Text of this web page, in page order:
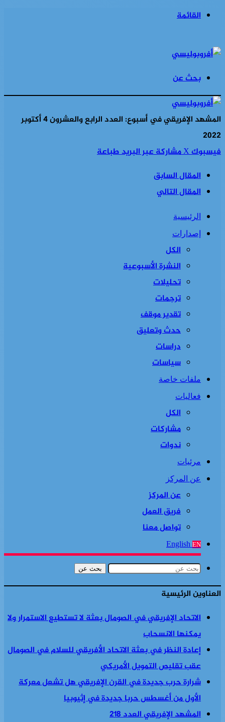
القائمة
بحث عن
المشهد الإفريقي في أسبوع: العدد الرابع والعشرون 4 أكتوبر
2022
فيسبوك‫Xمشاركة عبر البريدطباعة
المقال السابق
المقال التالي
الرئيسية
إصدارات
الكل
النشرة الأسبوعية
تحليلات
ترجمات
تقدير موقف
حدث وتعليق
دراسات
سياسات
ملفات خاصة
فعاليات
الكل
مشاركات
ندوات
مرئيات
عن المركز
عن المركز
فريق العمل
تواصل معنا
English EN
بحث عن
العناوين الرئيسية
الاتحاد الإفريقي في الصومال بعثة لا تستطيع الاستمرار ولا
يمكنها الانسحاب
إعادة النظر في بعثة الاتحاد الأفريقي للسلام في الصومال
عقب تقليص التمويل الأمريكي
شرارة حرب جديدة في القرن الإفريقي هل تشعل معركة
الأول من أغسطس حربا جديدة في إثيوبيا
المشهد الإفريقي العدد 218